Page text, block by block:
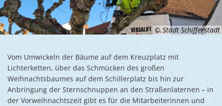
© Stadt Schifferstadt
Vom Umwickeln der Bäume auf dem Kreuzplatz mit
Lichterketten, über das Schmücken des großen
Weihnachtsbaumes auf dem Schillerplatz bis hin zur
Anbringung der Sternschnuppen an den Straßenlaternen – in
der Vorweihnachtszeit gibt es für die Mitarbeiterinnen und